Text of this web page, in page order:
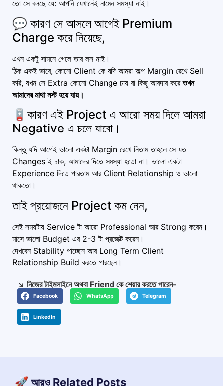
তো সে বলছে যে: আপনি যেখানেই নামেন সমস্যা নাই।
💬 কারণ সে আসলে আগেই Premium
Charge করে নিয়েছে,
এখন একটু সামনে গেলে তার লস নাই।
ঠিক একই ভাবে, কোনো Client কে যদি আমরা অল্প Margin রেখে Sell
করি, যখন সে Extra কোনো Change চায় বা কিছু আবদার করেতখন
আমাদের মাথা নস্ট হয়ে যায়।
🪫কারণ এই Project এ আরো সময় দিলে আমরা
Negative এ চলে যাবো।
কিন্তু যদি আগেই ভালো একটা Margin রেখে নিতাম তাহলে সে যত
Changes ই চাক, আমাদের দিতে সমস্যা হতো না। ভালো একটা
Experience দিতে পারতাম আর Client Relationship ও ভালো
থাকতো।
তাই প্রয়োজনে Project কম নেন,
সেই সময়টায় Service টা আরো Professional আর Strong করেন।
মাসে ভালো Budget এর 2-3 টা প্রজেক্ট করেন।
দেখবেন Stability পাচ্ছেন আর Long Term Client
Relationship Build করতে পারছেন।
↘️ নিজের টাইমলাইনে অথবা Friend কে শেয়ার করতে পারেন-
Facebook WhatsApp Telegram
LinkedIn
🚀 আরও Related Posts